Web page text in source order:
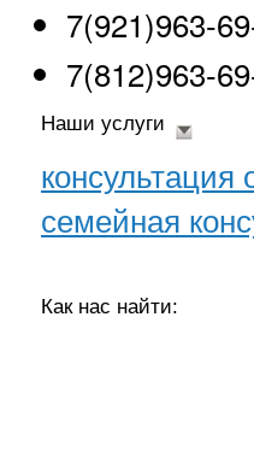
7(921)963-
7(812)963-
Наши услуги
консультация
семейная
Как нас найти: